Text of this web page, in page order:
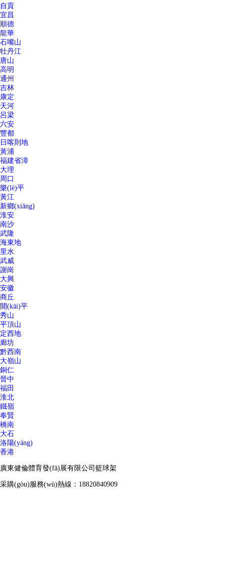
自貢
宜昌
順德
龍華
石嘴山
牡丹江
唐山
高明
通州
吉林
康定
天河
呂梁
六安
豐都
日喀則地
黃浦
福建省漳
大理
周口
樂(lè)平
黃江
新鄉(xiāng)
淮安
南沙
武隆
海東地
里水
武威
謝崗
大興
安徽
商丘
開(kāi)平
秀山
平頂山
定西地
廊坊
黔西南
大嶺山
銅仁
晉中
福田
淮北
鐵嶺
奉賢
橋南
大石
洛陽(yáng)
香港
廣東健倫體育發(fā)展有限公司籃球架
采購(gòu)服務(wù)熱線：18820840909